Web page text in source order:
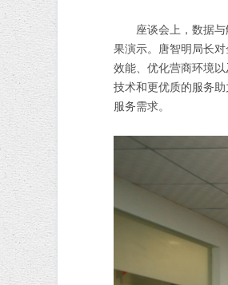
座谈会上，数据
果演示。唐智明局长
效能、优化营商环境
技术和更优质的服务
服务需求。